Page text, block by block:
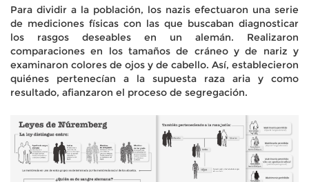
Para dividir a la población, los nazis efectuaron una serie
de mediciones físicas con las que buscaban diagnosticar
los rasgos deseables en un alemán. Realizaron
comparaciones en los tamaños de cráneo y de nariz y
examinaron colores de ojos y de cabello. Así, establecieron
quiénes pertenecían a la supuesta raza aria y como
resultado, afianzaron el proceso de segregación.